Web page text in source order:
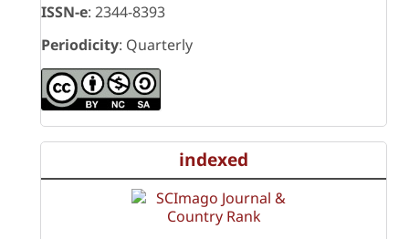
ISSN-e: 2344-8393
Periodicity: Quarterly
indexed